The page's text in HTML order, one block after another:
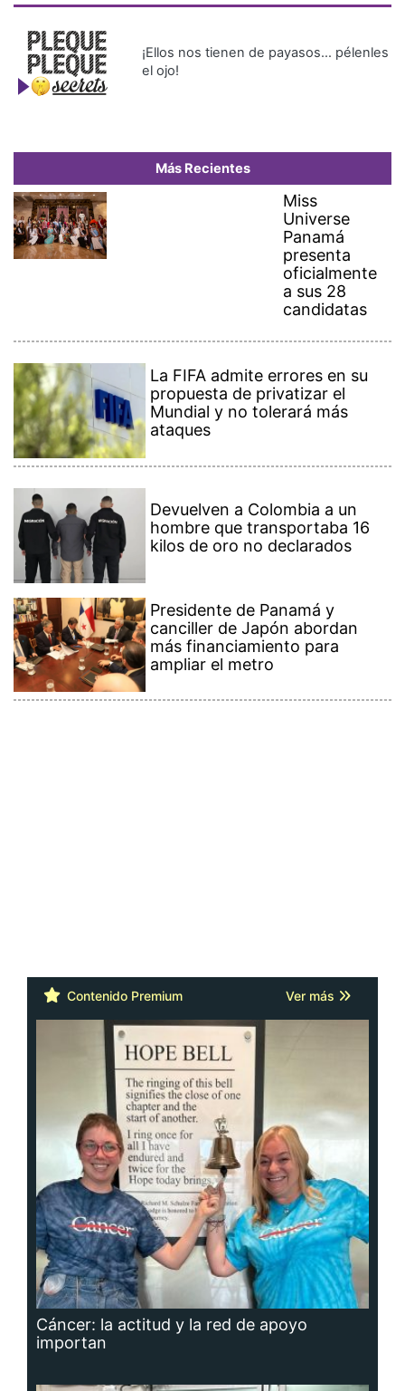
¡Ellos nos tienen de payasos… pélenles
el ojo!
Más Recientes
Miss
Universe
Panamá
presenta
oficialmente
a sus 28
candidatas
La FIFA admite errores en su
propuesta de privatizar el
Mundial y no tolerará más
ataques
Devuelven a Colombia a un
hombre que transportaba 16
kilos de oro no declarados
Presidente de Panamá y
canciller de Japón abordan
más financiamiento para
ampliar el metro
Contenido Premium Ver más
Cáncer: la actitud y la red de apoyo
importan